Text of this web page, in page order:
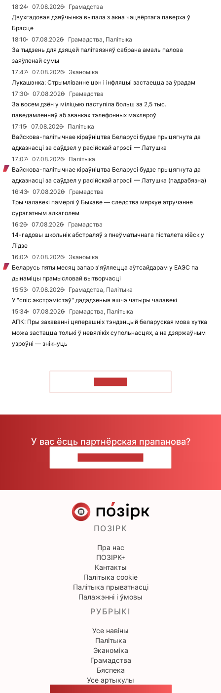
18:24
07.08.2026
Грамадства
Двухгадовая дзяўчынка выпала з акна чацвёртага паверха ў
Брэсце
18:10
07.08.2026
Грамадства, Палітыка
За тыдзень для дзяцей палітвязняў сабрана амаль палова
заяўленай сумы
17:47
07.08.2026
Эканоміка
Лукашэнка: Стрымліванне цэн і інфляцыі застаецца за ўрадам
17:30
07.08.2026
Грамадства
За восем дзён у міліцыю паступіла больш за 2,5 тыс.
паведамленняў аб званках тэлефонных махляроў
17:15
07.08.2026
Палітыка
Вайскова-палітычнае кіраўніцтва Беларусі будзе прыцягнута да
адказнасці за саўдзел у расійскай агрэсіі — Латушка
17:07
07.08.2026
Палітыка
Вайскова-палітычнае кіраўніцтва Беларусі будзе прыцягнута да
адказнасці за саўдзел у расійскай агрэсіі — Латушка (падрабязна)
16:43
07.08.2026
Грамадства
Тры чалавекі памерлі ў Быхаве — следства мяркуе атручэнне
сурагатным алкаголем
16:26
07.08.2026
Грамадства
14-гадовы школьнік абстраляў з пнеўматычнага пісталета кіёск у
Лідзе
16:02
07.08.2026
Эканоміка
Беларусь пяты месяц запар з'яўляецца аўтсайдарам у ЕАЭС па
дынаміцы прамысловай вытворчасці
15:53
07.08.2026
Грамадства, Палітыка
У "спіс экстрэмістаў" дададзеныя яшчэ чатыры чалавекі
15:34
07.08.2026
Грамадства, Палітыка
АПК: Пры захаванні цяперашніх тэндэнцый беларуская мова хутка
можа застацца толькі ў невялікіх супольнасцях, а на дзяржаўным
узроўні — знікнуць
У вас ёсць партнёрская прапанова?
ПОЗІРК
Пра нас
ПОЗІРК+
Кантакты
Палітыка cookie
Палітыка прыватнасці
Палажэнні і ўмовы
РУБРЫКІ
Усе навіны
Палітыка
Эканоміка
Грамадства
Бяспека
Усе артыкулы